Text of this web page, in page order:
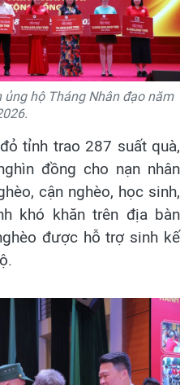
ủng hộ Tháng Nhân đạo năm
tỉnh trao 287 suất quà,
đồng cho nạn nhân
cận nghèo, học sinh,
khó khăn trên địa bàn
được hỗ trợ sinh kế